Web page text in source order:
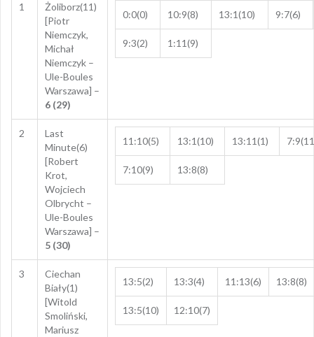
1
Żoliborz(11)
[Piotr
Niemczyk,
Michał
Niemczyk –
Ule-Boules
Warszawa] –
6 (29)
0:0(0) 10:9(8) 13:1(10) 9:7(6)
9:3(2) 1:11(9)
2
Last
Minute(6)
[Robert
Krot,
Wojciech
Olbrycht –
Ule-Boules
Warszawa] –
5 (30)
11:10(5) 13:1(10) 13:11(1)
7:10(9) 13:8(8)
3
Ciechan
Biały(1)
[Witold
Smoliński,
Mariusz
13:5(2) 13:3(4) 11:13(6) 13:8(8)
13:5(10) 12:10(7)